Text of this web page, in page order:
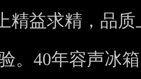
精益求精，品
。40年容声冰